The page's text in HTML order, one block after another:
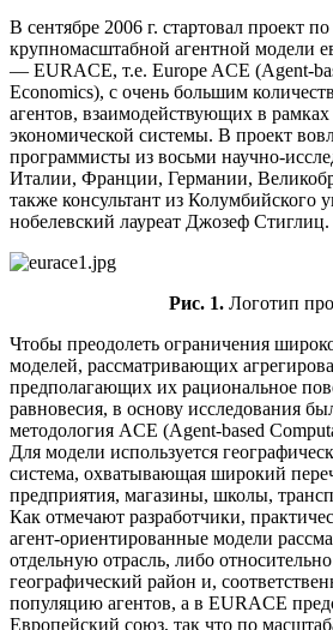
В сентябре 2006 г. стартовал проект по
крупномасштабной агентной модели
— EURACE, т.е. Europe ACE (Agent-
Economics), с очень большим
агентов, взаимодействующих в
экономической системы. В проект
программисты из восьми научно-
Италии, Франции, Германии,
также консультант из
нобелевский лауреат Джозеф Стиглиц.
Рис. 1. Логотип
Чтобы преодолеть ограничения
моделей, рассматривающих
предполагающих их рациональное
равновесия, в основу исследования
методология ACE (Agent-based
Для модели используется
система, охватывающая широкий
предприятия, магазины, школы,
Как отмечают разработчики,
агент-ориентированные модели
отдельную отрасль, либо
географический район и,
популяцию агентов, а в EURACE
Европейский союз, так что по